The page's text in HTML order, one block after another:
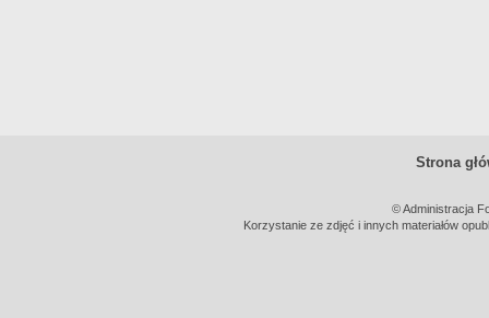
Strona
© Administracja
Korzystanie ze zdjęć i innych materiałów